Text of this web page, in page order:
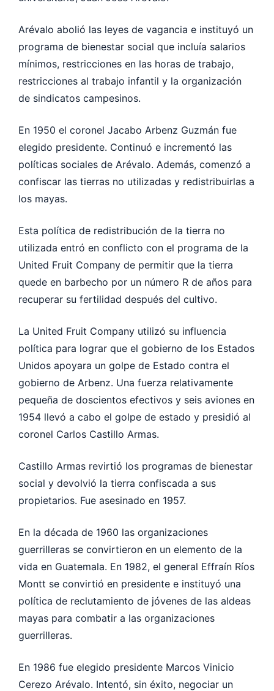
Arévalo abolió las leyes de vagancia e instituyó un
programa de bienestar social que incluía salarios
mínimos, restricciones en las horas de trabajo,
restricciones al trabajo infantil y la organización
de sindicatos campesinos.
En 1950 el coronel Jacabo Arbenz Guzmán fue
elegido presidente. Continuó e incrementó las
políticas sociales de Arévalo. Además, comenzó a
confiscar las tierras no utilizadas y redistribuirlas a
los mayas.
Esta política de redistribución de la tierra no
utilizada entró en conflicto con el programa de la
United Fruit Company de permitir que la tierra
quede en barbecho por un número R de años para
recuperar su fertilidad después del cultivo.
La United Fruit Company utilizó su influencia
política para lograr que el gobierno de los Estados
Unidos apoyara un golpe de Estado contra el
gobierno de Arbenz. Una fuerza relativamente
pequeña de doscientos efectivos y seis aviones en
1954 llevó a cabo el golpe de estado y presidió al
coronel Carlos Castillo Armas.
Castillo Armas revirtió los programas de bienestar
social y devolvió la tierra confiscada a sus
propietarios. Fue asesinado en 1957.
En la década de 1960 las organizaciones
guerrilleras se convirtieron en un elemento de la
vida en Guatemala. En 1982, el general Effraín Ríos
Montt se convirtió en presidente e instituyó una
política de reclutamiento de jóvenes de las aldeas
mayas para combatir a las organizaciones
guerrilleras.
En 1986 fue elegido presidente Marcos Vinicio
Cerezo Arévalo. Intentó, sin éxito, negociar un